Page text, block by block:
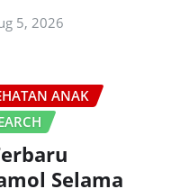
5, 2026
ANAK
Selama